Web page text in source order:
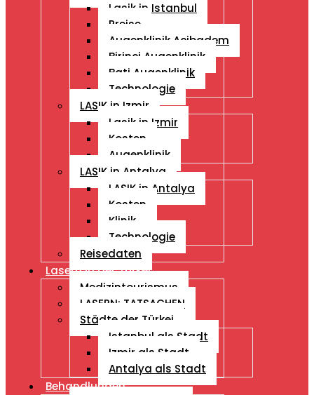
Lasik in Istanbul
Preise
Augenklinik Acibadem
Birinci Augenklinik
Bati Augenklinik
Technologie
LASIK in Izmir
Lasik in Izmir
Kosten
Augenklinik
LASIK in Antalya
LASIK in Antalya
Kosten
Klinik
Technologie
Reisedaten
Lasern in der Türkei
Medizintourismus
LASERN: TATSACHEN
Städte der Türkei
Istanbul als Stadt
Izmir als Stadt
Antalya als Stadt
Behandlungen